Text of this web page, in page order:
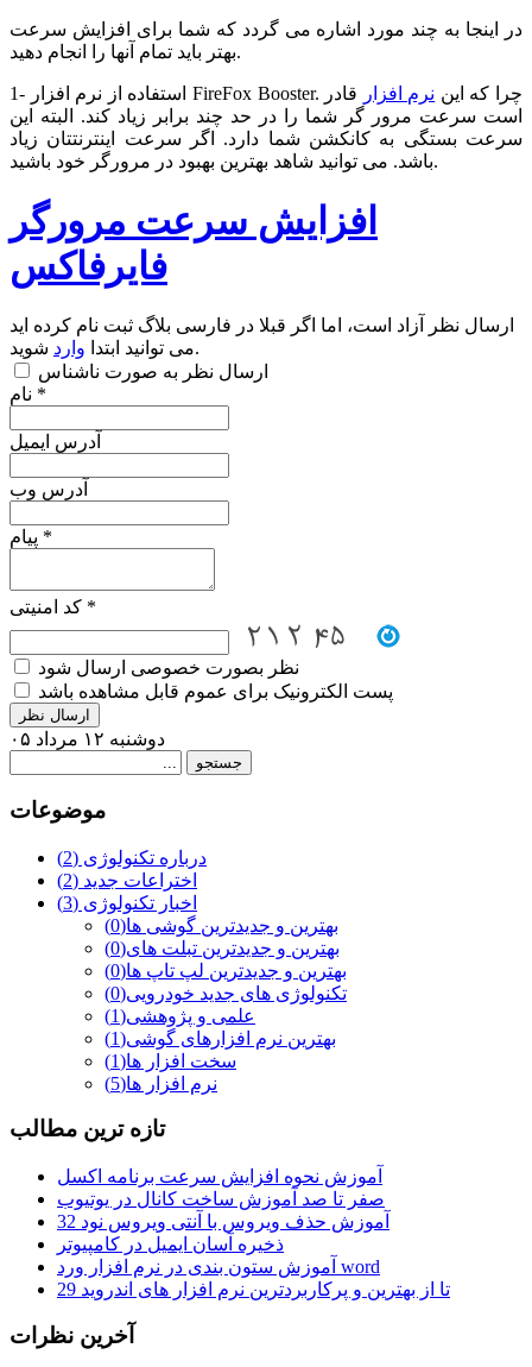
در اینجا به چند مورد اشاره می گردد که شما برای افزایش سرعت
بهتر باید تمام آنها را انجام دهید.
1- استفاده از نرم افزار FireFox Booster. چرا که این نرم افزار
قادر
است سرعت مرور گر شما را در حد چند برابر زیاد کند. البته این
سرعت بستگی به کانکشن شما دارد. اگر سرعت اینترنتتان زیاد
باشد. می توانید شاهد بهترین بهبود در مرورگر خود باشید.
افزایش سرعت مرورگر
فایرفاکس
ارسال نظر آزاد است، اما اگر قبلا در فارسی بلاگ ثبت نام کرده اید
می توانید ابتدا وارد
شوید.
ارسال نظر به صورت ناشناس
نام *
آدرس ایمیل
آدرس وب
پیام *
کد امنیتی *
نظر بصورت خصوصی ارسال شود
پست الکترونیک برای عموم قابل مشاهده باشد
دوشنبه ۱۲ مرداد ۰۵
موضوعات
درباره تکنولوژی (2)
اختراعات جدید (2)
اخبار تکنولوژی (3)
بهترین و جدیدترین گوشی ها(0)
بهترین و جدیدترین تبلت های(0)
بهترین و جدیدترین لپ تاپ ها(0)
تکنولوژی های جدید خودرویی(0)
علمی و پژوهشی(1)
بهترین نرم افزارهای گوشی(1)
سخت افزار ها(1)
نرم افزار ها(5)
تازه ترين مطالب
آموزش نحوه افزایش سرعت برنامه اکسل
صفر تا صد آموزش ساخت کانال در یوتیوب
آموزش حذف ویروس با آنتی ویروس نود 32
ذخیره آسان ایمیل در کامپیوتر
آموزش ستون بندی در نرم افزار ورد word
29 تا از بهترین و پرکاربردترین نرم افزار های اندروید
آخرين نظرات